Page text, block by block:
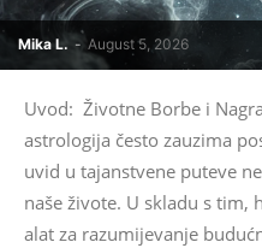
Mika L. - August 5, 2026
Uvod: Životne Borbe i
astrologija često zauzima
uvid u tajanstvene puteve
naše živote. U skladu s tim,
alat za razumijevanje